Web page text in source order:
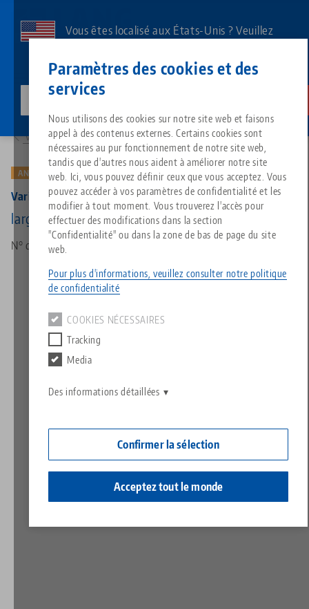
Paramètres des cookies et des
services
Nous utilisons des cookies sur notre site web et faisons
appel à des contenus externes. Certains cookies sont
nécessaires au pur fonctionnement de notre site web,
tandis que d'autres nous aident à améliorer notre site
web. Ici, vous pouvez définir ceux que vous acceptez. Vous
pouvez accéder à vos paramètres de confidentialité et les
modifier à tout moment. Vous trouverez l'accès pour
effectuer des modifications dans la section
"Confidentialité" ou dans la zone de bas de page du site
web.
Pour plus d'informations, veuillez consulter notre politique
de confidentialité
COOKIES NÉCESSAIRES
Tracking
Media
Des informations détaillées
Confirmer la sélection
Acceptez tout le monde
contenu
Vous êtes localisé aux États-Unis ? Veuillez
spécifique à votre pays.
Tout d'une seule source
Technologie de serrage à
Technologie de serrage des
Groupe de produits
Types de produits
Aperçu des produits
À propos de LANG
Philosophie
Innovations
Téléchargements
FAQ
Commande de catalogue
Blog
Actualités
Salons professionnels
Produits assortis
Désolé. Nous n'avons pu trouver aucun résultat.
Vers l'aperçu des produits
Services
Quicklinks
Téléchargements
Downloads
Breadcrumb
Vers l'aperçu des produits
ANCIENNE VERSION
Vario•Tec 125, Jeu de mors
largeur des mors 125 mm, (Ancien modél)
N° d'art 42125